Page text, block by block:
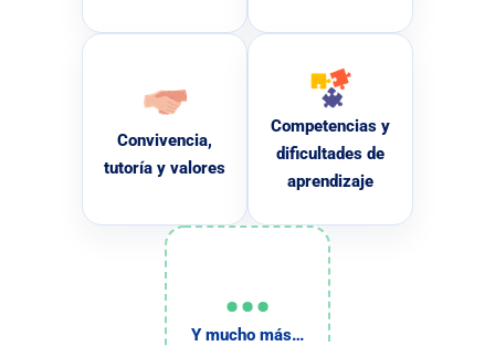
Convivencia,
tutoría y valores
Competencias y
dificultades de
aprendizaje
•••
Y mucho más…